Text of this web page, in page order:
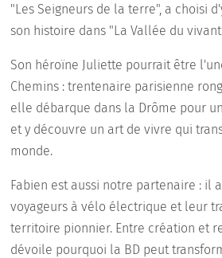
"Les Seigneurs de la terre", a choisi
son histoire dans "La Vallée du
Son héroïne Juliette pourrait être
Chemins : trentenaire parisienne
elle débarque dans la Drôme pour
et y découvre un art de vivre qui
monde.
Fabien est aussi notre partenaire : il
voyageurs à vélo électrique et leur
territoire pionnier. Entre création et
dévoile pourquoi la BD peut